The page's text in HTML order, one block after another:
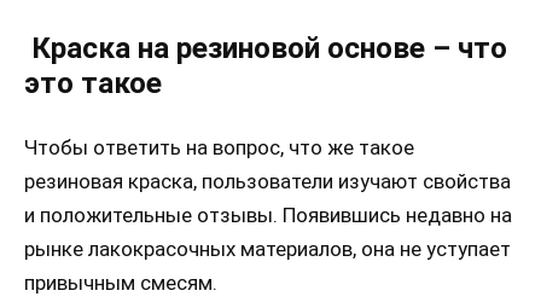
Краска на резиновой основе – что
это такое
Чтобы ответить на вопрос, что же такое
резиновая краска, пользователи изучают свойства
и положительные отзывы. Появившись недавно на
рынке лакокрасочных материалов, она не уступает
привычным смесям.